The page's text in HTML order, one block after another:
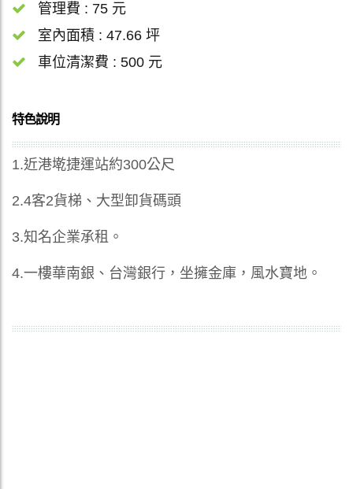
管理費 : 75 元
室內面積 : 47.66 坪
車位清潔費 : 500 元
特色說明
1.近港墘捷運站約300公尺
2.4客2貨梯、大型卸貨碼頭
3.知名企業承租。
4.一樓華南銀、台灣銀行，坐擁金庫，風水寶地。